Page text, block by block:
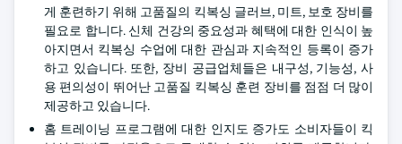
게 훈련하기 위해 고품질의 킥복싱 글러브, 미트, 보호 장비를
필요로 합니다. 신체 건강의 중요성과 혜택에 대한 인식이 높
아지면서 킥복싱 수업에 대한 관심과 지속적인 등록이 증가
하고 있습니다. 또한, 장비 공급업체들은 내구성, 기능성, 사
용 편의성이 뛰어난 고품질 킥복싱 훈련 장비를 점점 더 많이
제공하고 있습니다.
홈 트레이닝 프로그램에 대한 인지도 증가도 소비자들이 킥